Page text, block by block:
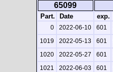
65099
Part. Date exp.
0 2022-06-10 601
1019
2022-05-13 601
1020
2022-05-27 601
1021
2022-06-03 601